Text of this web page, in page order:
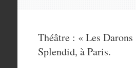
Théâtre : « Les Darons
Splendid, à Paris.